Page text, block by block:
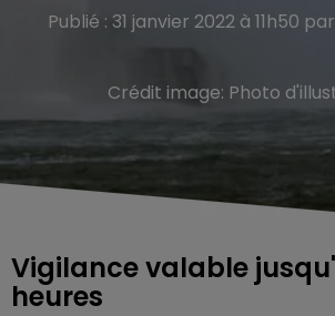
Publié : 31 janvier 2022 à 11h50
Crédit image: Photo
Vigilance valable
heures